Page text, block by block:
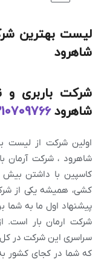
لیست بهترین
شاهرود
شرکت باربری و
شاهرود
اولین شرکت از لیست
شاهرود ، شرکت آرمان
پیشنهاد اول ما به شما
شرکت ارمان بار است.
سراسری این شرکت در
که شما در کجای کشور